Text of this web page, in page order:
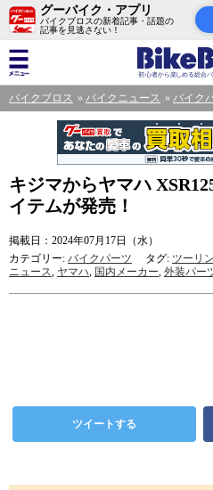
グーバイク・アプリ
バイクブロスの新着記事・話題の
記事を見逃さない！
バイクブロス バイクニュース バイク
キジマからヤマハ
イテムが発売！
掲載日：2024年07月17日（水）
カテゴリー: バイクパーツ タグ: ツーリ
ニュース, ヤマハ, 国内メーカー, 外装パー
ツイートする